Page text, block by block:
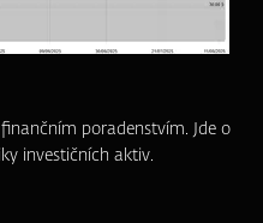
poradenstvím. Jde o
investičních aktiv.